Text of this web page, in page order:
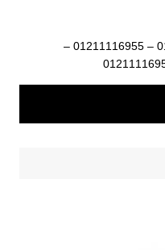
ماكينات التعبئة والتغليف 01211116954 – 01211116955 –